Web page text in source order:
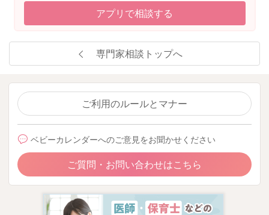
アプリで相談する
専門家相談トップへ
ご利用のルールとマナー
ベビーカレンダーへのご意見をお聞かせください
ご質問・お問い合わせはこちら